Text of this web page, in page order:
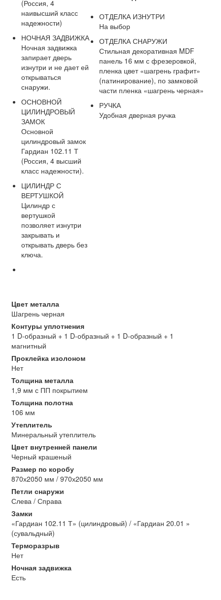
(Россия, 4
наивысший класс
надежности)
НОЧНАЯ ЗАДВИЖКА
Ночная задвижка
запирает дверь
изнутри и не дает ей
открываться
снаружи.
ОСНОВНОЙ
ЦИЛИНДРОВЫЙ
ЗАМОК
Основной
цилиндровый замок
Гардиан 102.11 Т
(Россия, 4 высший
класс надежности).
ЦИЛИНДР С
ВЕРТУШКОЙ
Цилиндр с
вертушкой
позволяет изнутри
закрывать и
открывать дверь без
ключа.
ОТДЕЛКА ИЗНУТРИ
На выбор
ОТДЕЛКА СНАРУЖИ
Стильная декоративная MDF
панель 16 мм с фрезеровкой,
пленка цвет «шагрень графит»
(патинирование), по замковой
части пленка «шагрень черная»
РУЧКА
Удобная дверная ручка
Цвет металла
Шагрень черная
Контуры уплотнения
1 D-образный + 1 D-образный + 1 D-образный + 1
магнитный
Проклейка изолоном
Нет
Толщина металла
1,9 мм с ПП покрытием
Толщина полотна
106 мм
Утеплитель
Минеральный утеплитель
Цвет внутренней панели
Черный крашеный
Размер по коробу
870х2050 мм / 970х2050 мм
Петли снаружи
Слева / Справа
Замки
«Гардиан 102.11 Т» (цилиндровый) / «Гардиан 20.01 »
(сувальдный)
Терморазрыв
Нет
Ночная задвижка
Есть